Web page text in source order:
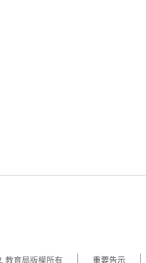
教育局版權所有
重要告示